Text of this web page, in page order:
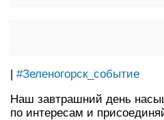
| #Зеленогорск_событие
Наш завтрашний день
по интересам и